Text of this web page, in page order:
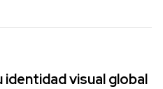
identidad visual global